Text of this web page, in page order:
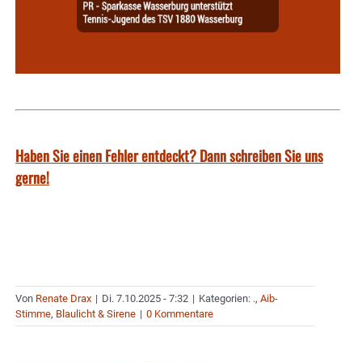
Haben Sie einen Fehler entdeckt? Dann schreiben Sie uns
gerne!
Von Renate Drax | Di. 7.10.2025 - 7:32 | Kategorien: ., Aib-
Stimme, Blaulicht & Sirene | 0 Kommentare